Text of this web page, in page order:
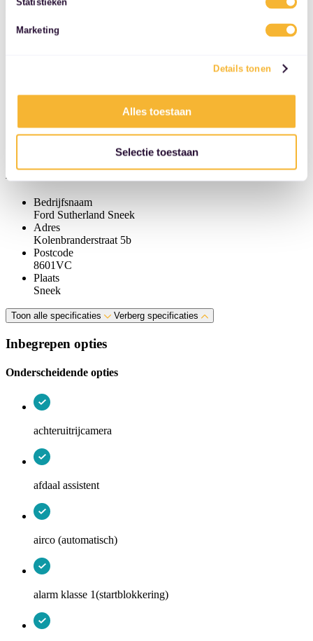
Statistieken
Marketing
Details tonen
Alles toestaan
Selectie toestaan
Storingsmelding
Bedrijfsnaam
Ford Sutherland Sneek
Adres
Kolenbranderstraat 5b
Postcode
8601VC
Plaats
Sneek
Toon alle specificaties Verberg specificaties
Inbegrepen opties
Onderscheidende opties
achteruitrijcamera
afdaal assistent
airco (automatisch)
alarm klasse 1(startblokkering)